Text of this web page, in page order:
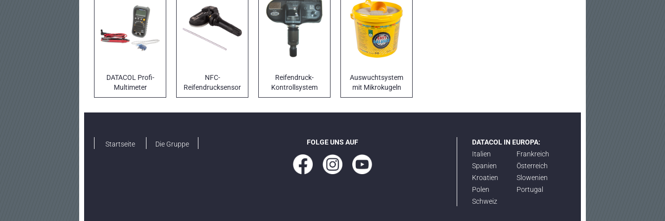
DATACOL Profi-
Multimeter
NFC-
Reifendrucksensor
Reifendruck-
Kontrollsystem
Auswuchtsystem
mit Mikrokugeln
Startseite Die Gruppe FOLGE UNS AUF
DATACOL IN EUROPA:
Italien
Frankreich
Spanien
Österreich
Kroatien
Slowenien
Polen
Portugal
Schweiz